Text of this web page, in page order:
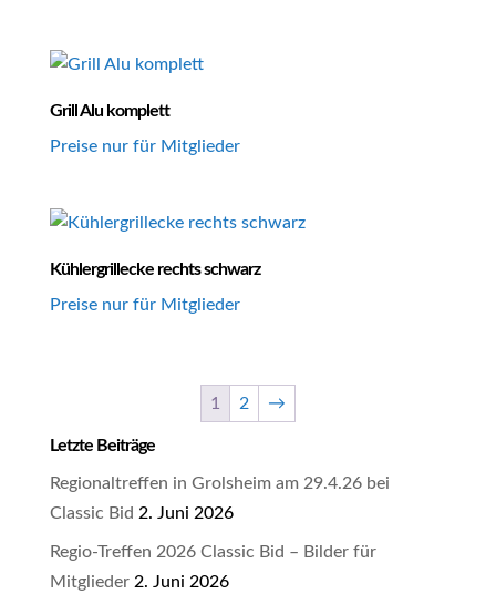
Grill Alu komplett
Preise nur für Mitglieder
Kühlergrillecke rechts schwarz
Preise nur für Mitglieder
1 2 →
Letzte Beiträge
Regionaltreffen in Grolsheim am 29.4.26 bei
Classic Bid 2. Juni 2026
Regio-Treffen 2026 Classic Bid – Bilder für
Mitglieder 2. Juni 2026